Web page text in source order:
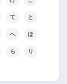
て と
へ ほ
ら り